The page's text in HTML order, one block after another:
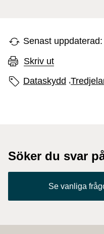
Senast
Skriv ut
Sidans etiketter
Dataskydd ,
Söker du svar
Se vanliga